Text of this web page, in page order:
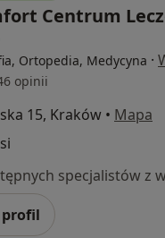
Centrum
Ortopedia, Medycyna ·
opinii
15, Kraków • Mapa
profil